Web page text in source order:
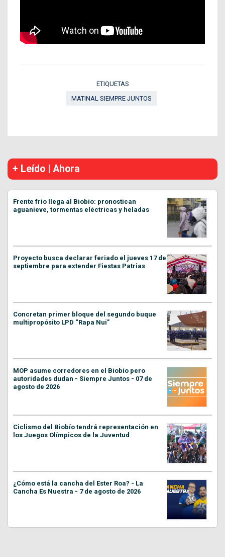
ETIQUETAS
MATINAL SIEMPRE JUNTOS
+ Leído | Ahora
Frente frío llega al Biobío: pronostican
aguanieve, tormentas eléctricas y heladas
Proyecto busca declarar feriado el jueves 17 de
septiembre para extender Fiestas Patrias
Concretan primer bloque del segundo buque
multipropósito LPD “Rapa Nui”
MOP asume corredores en el Biobío pero
autoridades dudan - Siempre Juntos - 07 de
agosto de 2026
Ciclismo del Biobío tendrá representación en
los Juegos Olímpicos de la Juventud
¿Cómo está la cancha del Ester Roa? - La
Cancha Es Nuestra - 7 de agosto de 2026